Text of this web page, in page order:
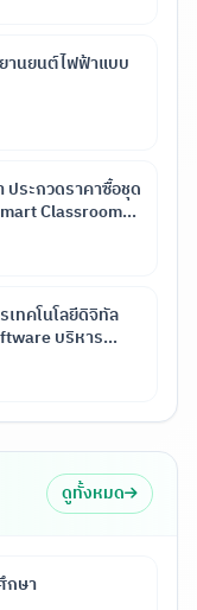
านยนต์ไฟฟ้าแบบ
ประกวดราคาซื้อชุด
Classroom
องเรียน จำนวน 1
ทคโนโลยีดิจิทัล
บริหาร
ดูทั้งหมด
กษา